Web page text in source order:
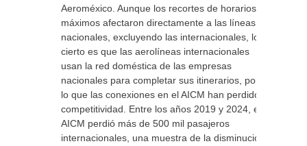
Aeroméxico. Aunque los recortes de horarios
máximos afectaron directamente a las líneas
nacionales, excluyendo las internacionales, lo
cierto es que las aerolíneas internacionales
usan la red doméstica de las empresas
nacionales para completar sus itinerarios, por
lo que las conexiones en el AICM han perdido
competitividad. Entre los años 2019 y 2024, el
AICM perdió más de 500 mil pasajeros
internacionales, una muestra de la disminución